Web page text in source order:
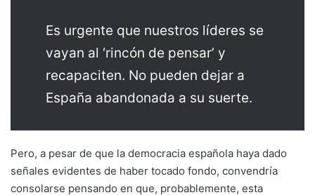
Es urgente que nuestros líderes se
vayan al ‘rincón de pensar’ y
recapaciten. No pueden dejar a
España abandonada a su suerte.
Pero, a pesar de que la democracia española haya dado
señales evidentes de haber tocado fondo, convendría
consolarse pensando en que, probablemente, esta